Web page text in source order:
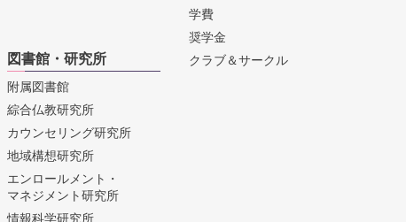
学費
奨学金
クラブ＆サークル
図書館・研究所
附属図書館
綜合仏教研究所
カウンセリング研究所
地域構想研究所
エンロールメント・
マネジメント研究所
情報科学研究所